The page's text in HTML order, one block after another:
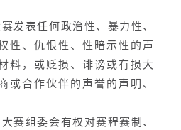
发表任何政治性、暴力性、
性、仇恨性、性暗示性的声
料，或贬损、诽谤或有损大
或合作伙伴的声誉的声明、
赛组委会有权对赛程赛制、